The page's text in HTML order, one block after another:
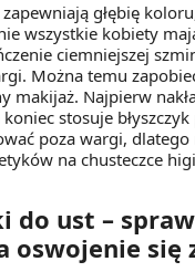
głębię
wszystkie kobiety
ciemniejszej
Można temu
makijaż. Najpierw
stosuje
poza wargi, dlatego
na chusteczce
do ust –
oswojenie się